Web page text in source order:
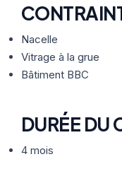
Nacelle
Vitrage à la grue
Bâtiment BBC
DURÉE DU
4 mois